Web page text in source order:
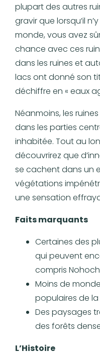
plupart des autres
gravir que lorsqu’il
monde, vous avez
chance avec ces
dans les ruines et
lacs ont donné son
déchiffre en « eaux
Néanmoins, les
dans les parties
inhabitée. Tout au
découvrirez que
se cachent dans un
végétations
une sensation
Faits marquants
Certaines des
qui peuvent
compris
Moins de
populaires de
Des paysages
des forêts
L’Histoire